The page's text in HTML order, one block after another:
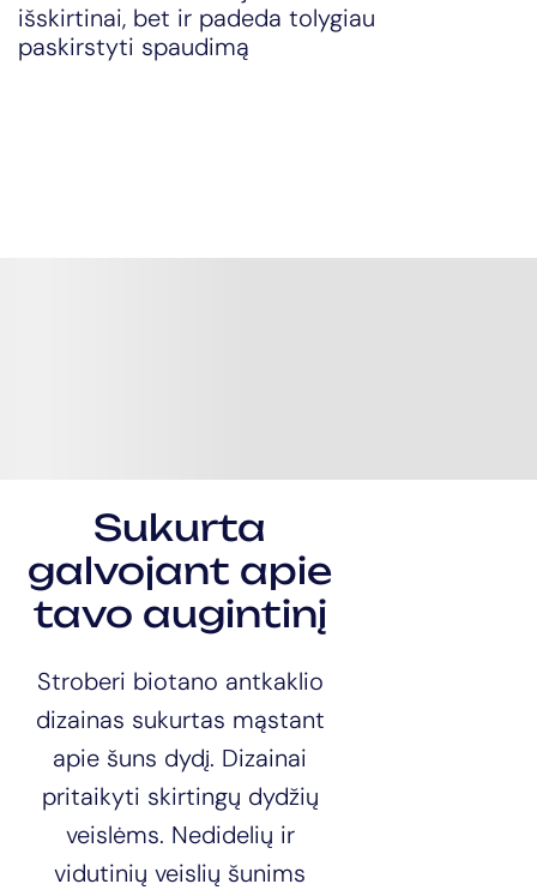
išskirtinai, bet ir padeda tolygiau
paskirstyti spaudimą
Sukurta
galvojant apie
tavo augintinį
Stroberi biotano antkaklio
dizainas sukurtas mąstant
apie šuns dydį. Dizainai
pritaikyti skirtingų dydžių
veislėms. Nedidelių ir
vidutinių veislių šunims